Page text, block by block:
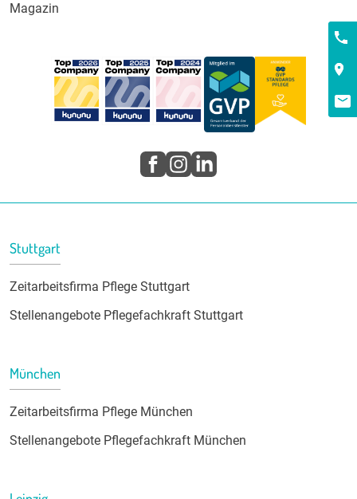
Magazin
Stuttgart
Zeitarbeitsfirma Pflege Stuttgart
Stellenangebote Pflegefachkraft Stuttgart
München
Zeitarbeitsfirma Pflege München
Stellenangebote Pflegefachkraft München